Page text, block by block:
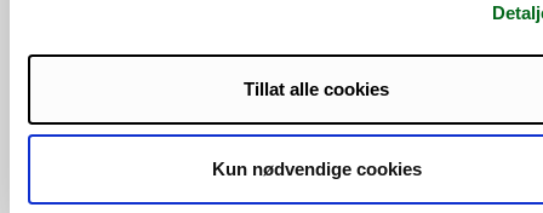
Tillat alle cookies
Kun nødvendige cookies